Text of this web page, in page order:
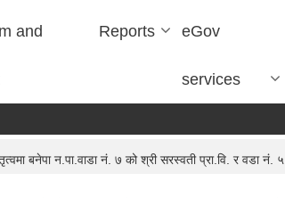
and Reports eGov
services
बनेपा न.पा.वाडा नं. ७ को श्री सरस्वती प्रा.वि. र वडा नं.